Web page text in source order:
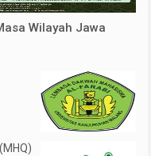
Wilayah Jawa